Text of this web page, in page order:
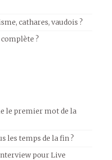
cathares, vaudois ?
?
le premier mot de la
les temps de la fin ?
pour Live